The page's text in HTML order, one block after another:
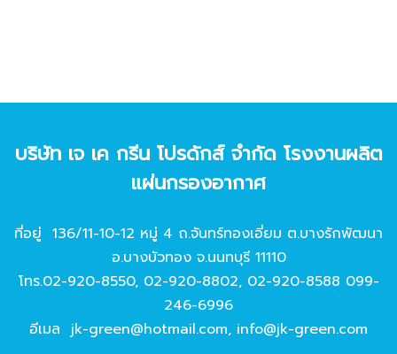
บริษัท เจ เค กรีน โปรดักส์ จํากัด โรงงานผลิต
แผ่นกรองอากาศ
ที่อยู่ 136/11-10-12 หมู่ 4 ถ.จันทร์ทองเอี่ยม ต.บางรักพัฒนา
อ.บางบัวทอง จ.นนทบุรี 11110
โทร.02-920-8550, 02-920-8802, 02-920-8588 099-
246-6996
อีเมล jk-green@hotmail.com, info@jk-green.com